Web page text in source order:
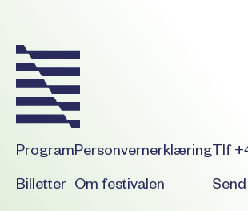
Program
Billetter
Personvernerklæring
Om festivalen
Tlf